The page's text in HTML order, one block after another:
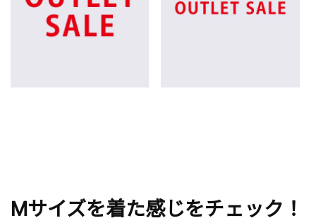
Mサイズを着た感じをチェック！